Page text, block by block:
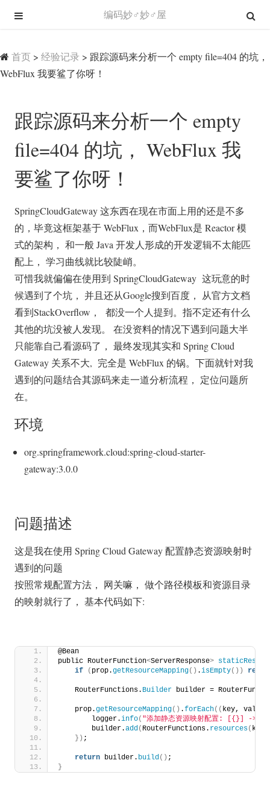
编码妙♂妙♂屋
首页 > 经验记录 > 跟踪源码来分析一个 empty file=404 的坑，
WebFlux 我要鲨了你呀！
跟踪源码来分析一个 empty
file=404 的坑， WebFlux 我
要鲨了你呀！
SpringCloudGateway 这东西在现在市面上用的还是不多
的，毕竟这框架基于 WebFlux，而WebFlux是 Reactor 模
式的架构， 和一般 Java 开发人形成的开发逻辑不太能匹
配上， 学习曲线就比较陡峭。
可惜我就偏偏在使用到 SpringCloudGateway 这玩意的时
候遇到了个坑， 并且还从Google搜到百度， 从官方文档
看到StackOverflow， 都没一个人提到。指不定还有什么
其他的坑没被人发现。 在没资料的情况下遇到问题大半
只能靠自己看源码了， 最终发现其实和 Spring Cloud
Gateway 关系不大, 完全是 WebFlux 的锅。下面就针对我
遇到的问题结合其源码来走一道分析流程， 定位问题所
在。
环境
org.springframework.cloud:spring-cloud-starter-
gateway:3.0.0
问题描述
这是我在使用 Spring Cloud Gateway 配置静态资源映射时
遇到的问题
按照常规配置方法， 网关嘛， 做个路径模板和资源目录
的映射就行了， 基本代码如下:
@Bean
public RouterFunction<ServerResponse>
if
( prop.getResourceMapping() .isEmpty())
    RouterFunctions.
Builder builder =
    prop.
getResourceMapping() .forEach(( key, value
        logger.
info( "添加静态资源映射配置: [{}] ->
        builder.
add( RouterFunctions. resources(
}) ;
return builder. build() ;
}